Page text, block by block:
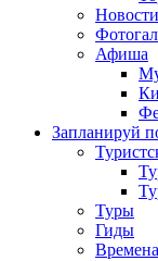
Новости
Афиша
Запланируй
Туры
Гиды